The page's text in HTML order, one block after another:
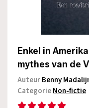
Enkel in
mythes van de
AuteurBenny
CategorieNon-fictie